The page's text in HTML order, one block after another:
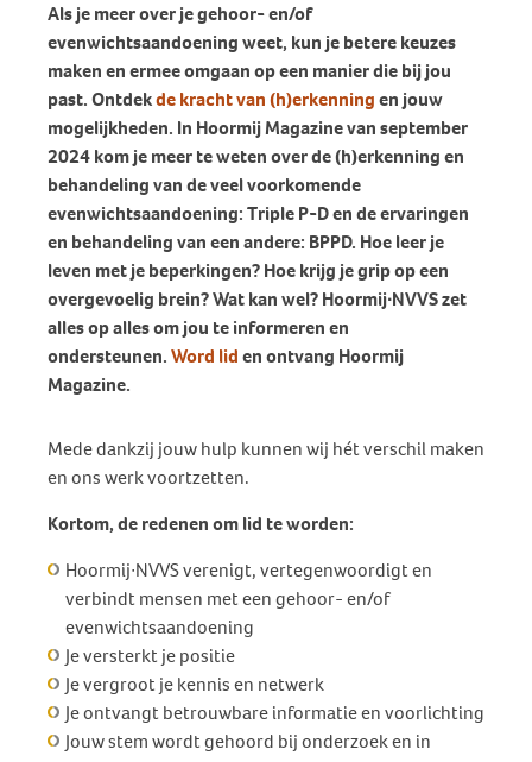
Als je meer over je gehoor- en/of
evenwichtsaandoening weet, kun je betere keuzes
maken en ermee omgaan op een manier die bij jou
past. Ontdekde kracht van (h)erkenningen jouw
mogelijkheden. In Hoormij Magazine van september
2024 kom je meer te weten over de (h)erkenning en
behandeling van de veel voorkomende
evenwichtsaandoening: Triple P-D en de ervaringen
en behandeling van een andere: BPPD. Hoe leer je
leven met je beperkingen? Hoe krijg je grip op een
overgevoelig brein? Wat kan wel? Hoormij∙NVVS zet
alles op alles om jou te informeren en
ondersteunen.Word liden ontvang Hoormij
Magazine.
Mede dankzij jouw hulp kunnen wij hét verschil maken
en ons werk voortzetten.
Kortom, de redenen om lid te worden:
Hoormij∙NVVS verenigt, vertegenwoordigt en
verbindt mensen met een gehoor- en/of
evenwichtsaandoening
Je versterkt je positie
Je vergroot je kennis en netwerk
Je ontvangt betrouwbare informatie en voorlichting
Jouw stem wordt gehoord bij onderzoek en in